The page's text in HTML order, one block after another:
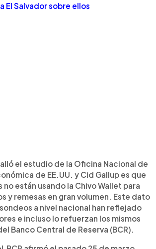
a El Salvador sobre ellos
el estudio de la Oficina Nacional de
de EE.UU. y Cid Gallup es que
no están usando la Chivo Wallet para
y remesas en gran volumen. Este dato
a nivel nacional han reflejado
e incluso lo refuerzan los mismos
Banco Central de Reserva (BCR).